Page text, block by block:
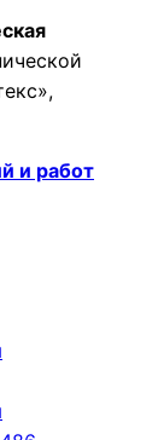
и работ